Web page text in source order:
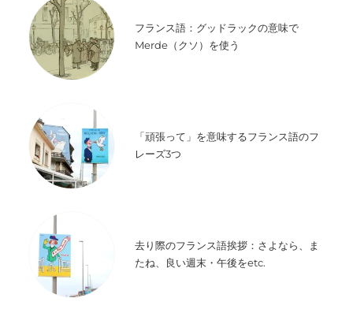
フランス語：グッドラックの意味で
Merde（クソ）を使う
「頑張って」を意味するフランス語のフ
レーズ3つ
去り際のフランス語挨拶：さよなら、ま
たね、良い週末・午後をetc.